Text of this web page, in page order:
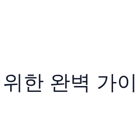
한 완벽 가이